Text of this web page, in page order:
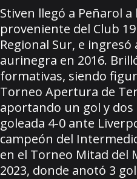
Stiven llegó a Peñarol a
proveniente del Club
Regional Sur, e
aurinegra en 2016.
formativas, siendo
Torneo Apertura de
aportando un gol y dos
goleada 4‑0 ante
campeón del
en el Torneo Mitad del
2023, donde anotó 3